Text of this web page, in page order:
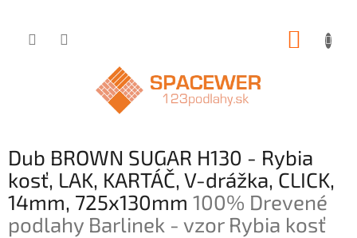
Dub BROWN SUGAR H130 - Rybia
kosť, LAK, KARTÁČ, V-drážka, CLICK,
14mm, 725x130mm 100% Drevené
podlahy Barlinek - vzor Rybia kosť